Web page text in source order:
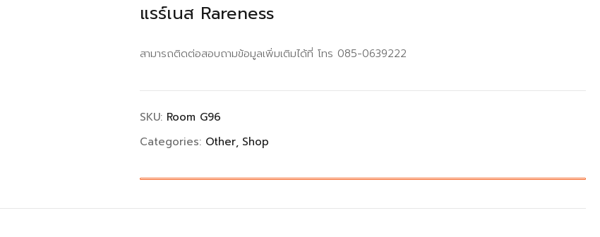
แรร์เนส Rareness
สามารถติดต่อสอบถามข้อมูลเพิ่มเติมได้ที่ โทร 085-0639222
SKU: Room G96
Categories: Other Shop